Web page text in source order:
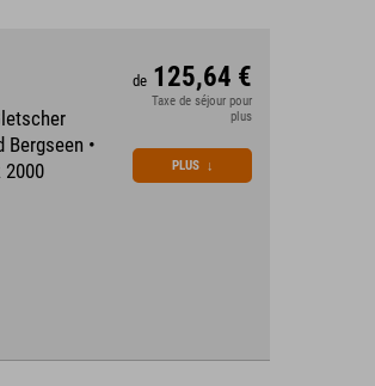
Bergseen •
2000
de 125,64 €
Taxe de séjour pour
plus
PLUS ↓